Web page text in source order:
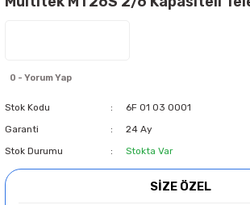
0 - Yorum Yap
Stok Kodu
6F 01 03 0001
Garanti
24 Ay
Stok Durumu
Stokta Var
SİZE ÖZEL